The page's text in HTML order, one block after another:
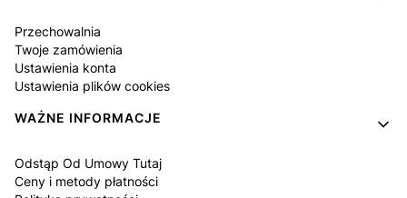
Przechowalnia
Twoje zamówienia
Ustawienia konta
Ustawienia plików cookies
WAŻNE INFORMACJE
Odstąp Od Umowy Tutaj
Ceny i metody płatności